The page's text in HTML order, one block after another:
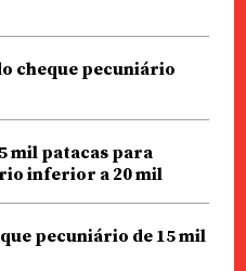
cheque pecuniário
mil patacas para
inferior a 20 mil
pecuniário de 15 mil